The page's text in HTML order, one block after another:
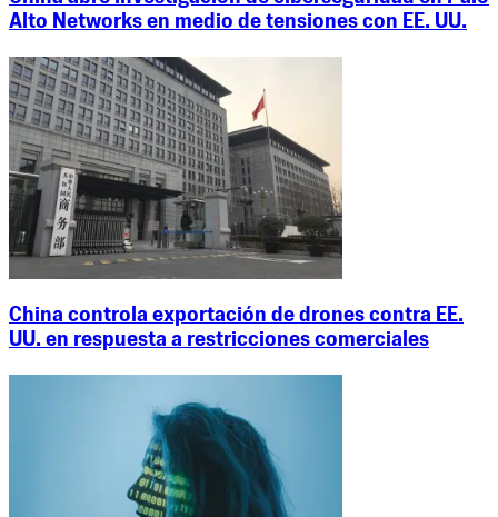
Alto Networks en medio de tensiones con EE. UU.
China controla exportación de drones contra EE.
UU. en respuesta a restricciones comerciales